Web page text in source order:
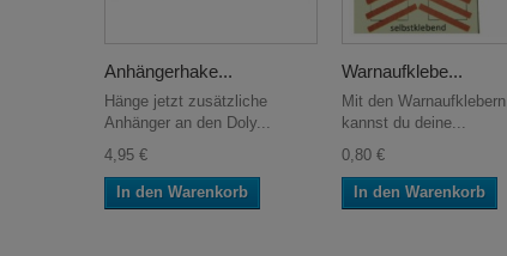
Anhängerhake...
Hänge jetzt zusätzliche
Anhänger an den Doly...
4,95 €
In den Warenkorb
Warnaufklebe...
Mit den Warnaufklebern
kannst du deine...
0,80 €
In den Warenkorb